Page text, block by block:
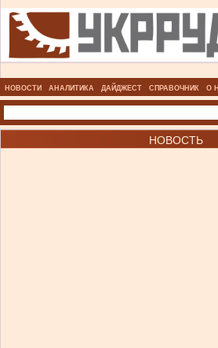
НОВОСТИ АНАЛИТИКА ДАЙДЖЕСТ СПРАВОЧНИК О
НОВОСТЬ